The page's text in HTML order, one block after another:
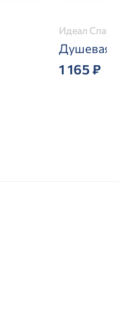
Идеал Спа
Душевая
1 165 ₽